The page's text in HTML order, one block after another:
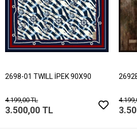
2698-01 TWILL İPEK 90X90
4.199,00 TL
3.500,00 TL